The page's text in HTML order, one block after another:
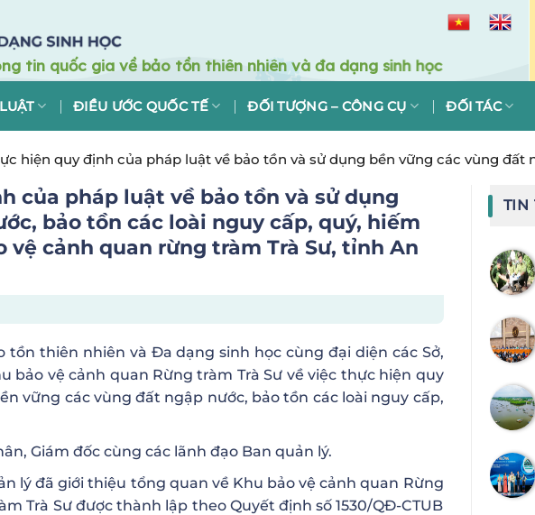
ĐIỀU ƯỚC QUỐC TẾ ĐỐI TƯỢNG – CÔNG CỤ ĐỐI TÁC
hiện quy định của pháp luật về bảo tồn và sử dụng bền vững các vùng đất
bảo vệ cảnh quan rừng tràm Trà Sư, tỉnh An Giang
của pháp luật về bảo tồn và sử dụng
bảo tồn các loài nguy cấp, quý, hiếm
cảnh quan rừng tràm Trà Sư, tỉnh An
tồn thiên nhiên và Đa dạng sinh học cùng đại diện các Sở,
bảo vệ cảnh quan Rừng tràm Trà Sư về việc thực hiện quy
vững các vùng đất ngập nước, bảo tồn các loài nguy cấp,
Giám đốc cùng các lãnh đạo Ban quản lý.
lý đã giới thiệu tổng quan về Khu bảo vệ cảnh quan Rừng
Trà Sư được thành lập theo Quyết định số 1530/QĐ-CTUB
TIN
quan
ước